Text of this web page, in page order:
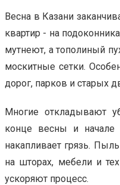
Весна в Казани
квартир - на
мутнеют, а тополиный
москитные сетки.
дорог, парков и старых
Многие откладывают
конце весны и начале
накапливает грязь.
на шторах, мебели и
ускоряют процесс.